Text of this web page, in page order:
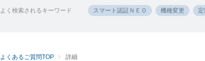
よく検索されるキーワード スマート認証ＮＥＯ 機種変更
よくあるご質問TOP 詳細